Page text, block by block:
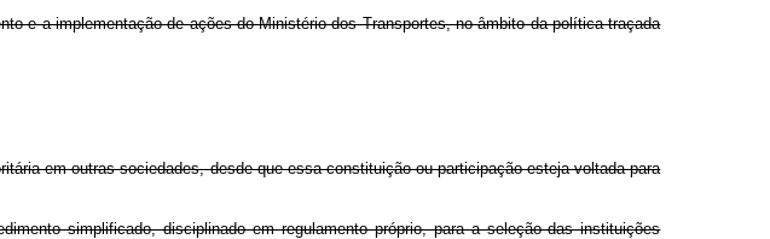
e a implementação de ações do Ministério dos Transportes, no âmbito da política traçada
em outras sociedades, desde que essa constituição ou participação esteja voltada para
simplificado, disciplinado em regulamento próprio, para a seleção das instituições